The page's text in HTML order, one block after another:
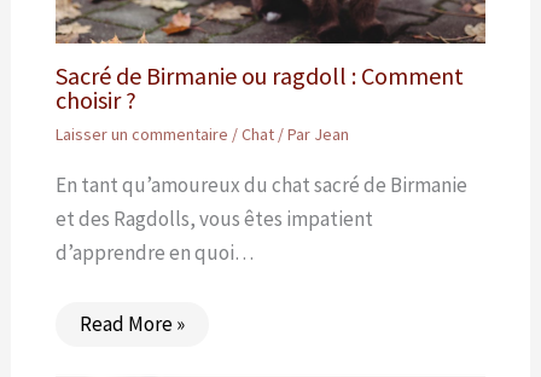
Sacré de Birmanie ou ragdoll : Comment
choisir ?
Laisser un commentaire /Chat/ Par Jean
En tant qu’amoureux du chat sacré de Birmanie
et des Ragdolls, vous êtes impatient
d’apprendre en quoi…
Read More »